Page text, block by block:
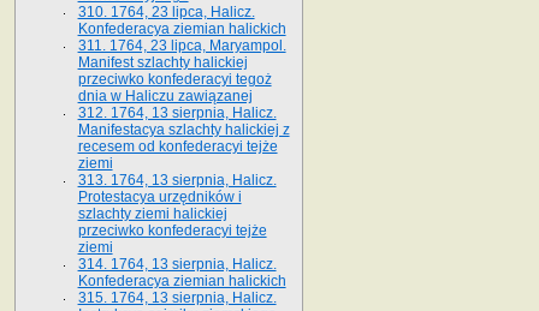
310. 1764, 23 lipca, Halicz.
Konfederacya ziemian halickich
311. 1764, 23 lipca, Maryampol.
Manifest szlachty halickiej
przeciwko konfederacyi tegoż
dnia w Haliczu zawiązanej
312. 1764, 13 sierpnia, Halicz.
Manifestacya szlachty halickiej z
recesem od konfederacyi tejże
ziemi
313. 1764, 13 sierpnia, Halicz.
Protestacya urzędników i
szlachty ziemi halickiej
przeciwko konfederacyi tejże
ziemi
314. 1764, 13 sierpnia, Halicz.
Konfederacya ziemian halickich
315. 1764, 13 sierpnia, Halicz.